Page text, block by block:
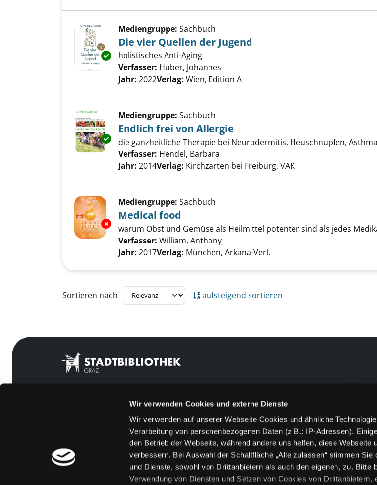
Wir verwenden Cookies und externe Dienste
Wir verwenden auf unserer Webseite Cookies und ähnliche
Verarbeitung von personenbezogenen Daten (z.B.: IP-Adressen).
den Betrieb der Webseite, während andere uns helfen, diese Webseite
verbessern. Bei Auswahl der Schaltfläche „Alle zulassen“ stimmen Sie
und Dienste, sowohl von Drittanbietern als auch den eigenen, zu. Bitte
Verwendung von Diensten und Setzen von Cookies von Drittanbietern,
Exemplar-Details von Die vier Quellen der Jugend anzeigen
Mediengruppe: Sachbuch
Die vier Quellen der Jugend
holistisches Anti-Aging
Verfasser: Huber, Johannes
Jahr: 2022Verlag: Wien, Edition A
Exemplar-Details von Endlich frei von Allergie anzeigen
Mediengruppe: Sachbuch
Endlich frei von Allergie
die ganzheitliche Therapie bei Neurodermitis, Heuschnupfen,
Verfasser: Hendel, Barbara
Jahr: 2014Verlag: Kirchzarten bei Freiburg, VAK
Exemplar-Details von Medical food anzeigen
Mediengruppe: Sachbuch
Medical food
warum Obst und Gemüse als Heilmittel potenter sind als jedes
Verfasser: William, Anthony
Jahr: 2017Verlag: München, Arkana-Verl.
Zu den Suchfiltern springen
Sortieren nach aufsteigend sortieren
[kju:b]
Feedback
Kontakt
Über uns
Jobs
Medienwunsch